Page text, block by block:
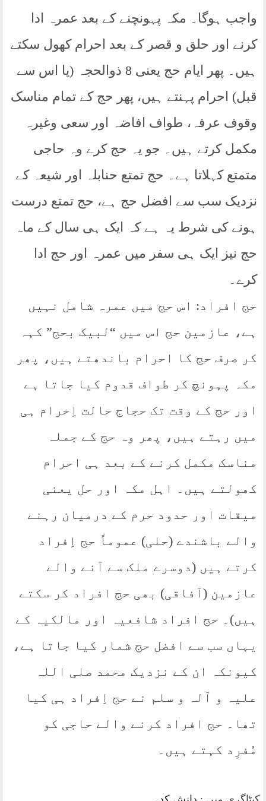
واجب ہوگا۔ مکہ پہونچنے کے بعد عمرہ ادا
کرنے اور حلق و قصر کے بعد احرام کھول سکتے
ہیں۔ پھر ایام حج یعنی 8 ذوالحجہ (یا اس سے
قبل) احرام پہنتے ہیں، پھر حج کے تمام مناسک
وقوف عرفہ، طواف افاضہ اور سعی وغیرہ
مکمل کرتے ہیں۔ جو یہ حج کرے وہ حاجی
متمتع کہلاتا ہے۔ حج تمتع حنابلہ اور شیعہ کے
نزدیک سب سے افضل حج ہے، حج تمتع درست
ہونے کی شرط یہ ہے کہ ایک ہی سال کے ماہ
حج نیز ایک ہی سفر میں عمرہ اور حج ادا
کرے۔
حج افراد: اس حج میں عمرہ شامل نہیں
ہے، عازمین حج اس میں “لبیک بحج” کہہ
کر صرف حج کا احرام باندھتے ہیں، پھر
مکہ پہونچ کر طواف قدوم کیا جاتا ہے
اور حج کے وقت تک حجاج حالت اِحرام ہی
میں رہتے ہیں، پھر وہ حج کے جملہ
مناسک مکمل کرنے کے بعد ہی احرام
کھولتے ہیں۔ اہل مکہ اور حل یعنی
میقات اور حدود حرم کے درمیان رہنے
والے باشندے (حلی) عموماً حج اِفراد
کرتے ہیں (دوسرے ملک سے آنے والے
عازمین (آفاقی) بھی حج افراد کر سکتے
ہیں)۔ حج افراد شافعیہ اور مالکیہ کے
یہاں سب سے افضل حج شمار کیا جاتا ہے،
کیونکہ ان کے نزدیک محمد صلی اللہ
علیہ و آلہ و سلم نے حج اِفراد ہی کیا
تھا۔ حج افراد کرنے والے حاجی کو
مُفرِد کہتے ہیں۔